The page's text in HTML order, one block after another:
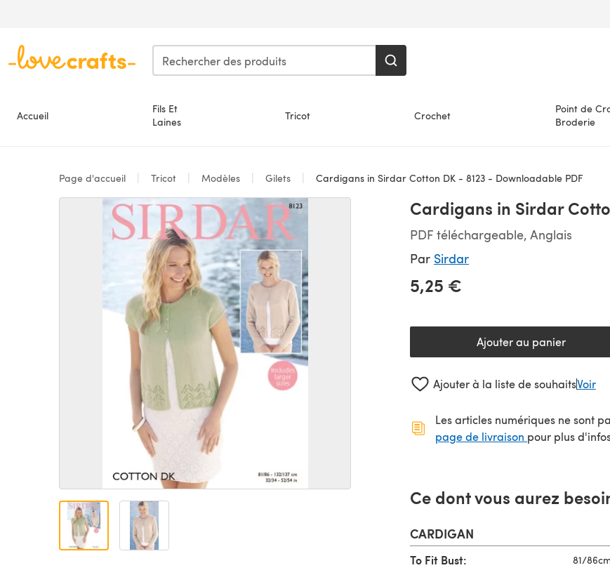
Accueil
Fils Et
Laines
Tricot Crochet
Point de
Broderie
Page d'accueil Tricot Modèles Gilets Cardigans in Sirdar Cotton DK - 8123 - Downloadable PDF
Cardigans in Sirdar
PDF téléchargeable, Anglais
Par Sirdar
5,25 €
Ajouter au panier
Ajouter à la liste de souhaitsVoir
Les articles numériques ne sont
page de livraison (s'ouvre dans
pour plus
Ce dont vous aurez
CARDIGAN
To Fit Bust: 81/